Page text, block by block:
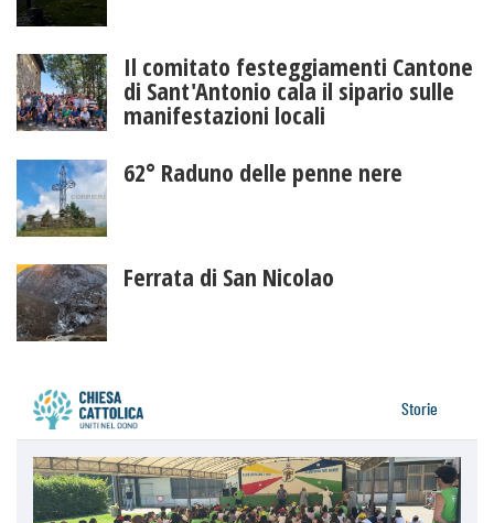
Il comitato festeggiamenti Cantone
di Sant'Antonio cala il sipario sulle
manifestazioni locali
62° Raduno delle penne nere
Ferrata di San Nicolao